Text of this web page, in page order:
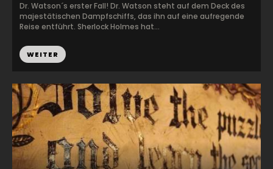
Dr. Watson´s erster Fall! Dr. Watson steht auf dem Deck des
majestätischen Dampfschiffs, das ihn auf eine aufregende
Reise entführt. Sherlock Holmes hat...
WEITER